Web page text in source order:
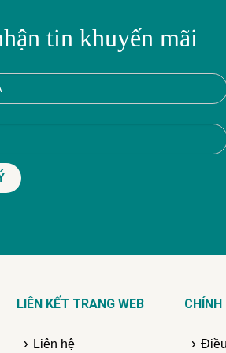
tin khuyến mãi
LIÊN KẾT TRANG WEB
Liên hệ